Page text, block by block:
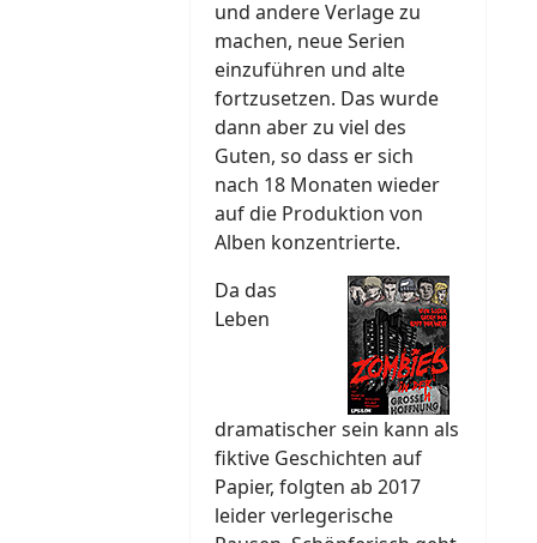
und andere Verlage zu
machen, neue Serien
einzuführen und alte
fortzusetzen. Das wurde
dann aber zu viel des
Guten, so dass er sich
nach 18 Monaten wieder
auf die Produktion von
Alben konzentrierte.
Da das
Leben
dramatischer sein kann als
fiktive Geschichten auf
Papier, folgten ab 2017
leider verlegerische